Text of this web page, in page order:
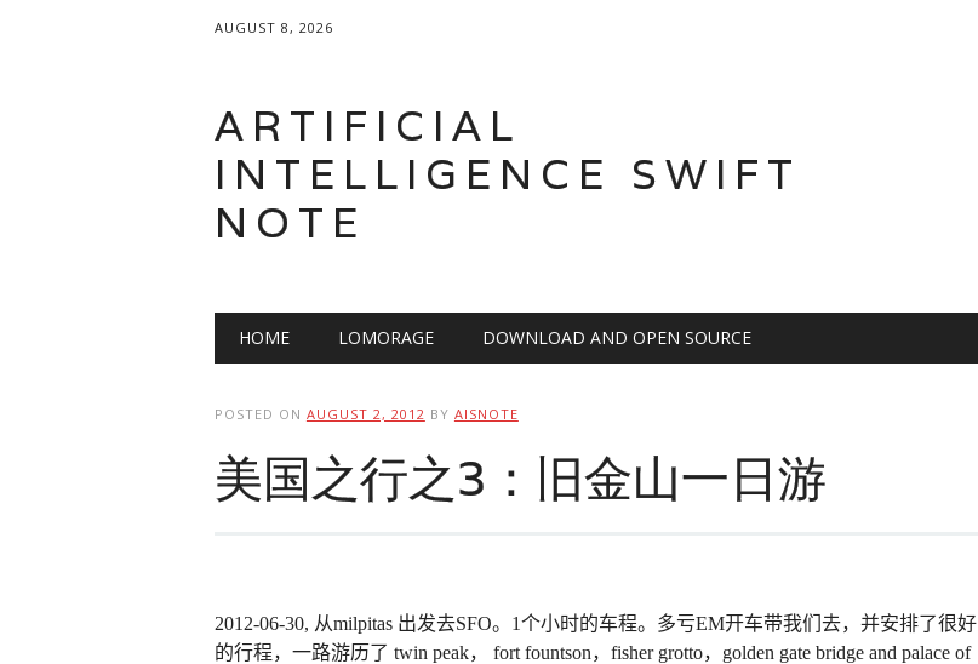
AUGUST 8, 2026
ARTIFICIAL
INTELLIGENCE SWIFT
NOTE
Main menu
HOME LOMORAGE DOWNLOAD AND OPEN SOURCE
POSTED ON AUGUST 2, 2012 BY AISNOTE
美国之行之3：旧金山一日游
2012-06-30, 从milpitas 出发去SFO。 1个小时的车程。多亏EM开车带我们去，并安排了很好
的行程，一路游历了 twin peak， fort fountson， fisher grotto， golden gate bridge and palace of